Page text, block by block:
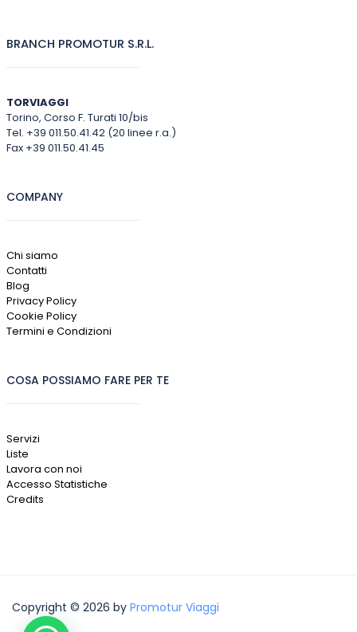
BRANCH PROMOTUR S.R.L.
TORVIAGGI
Torino, Corso F. Turati 10/bis
Tel. +39 011.50.41.42 (20 linee r.a.)
Fax +39 011.50.41.45
COMPANY
Chi siamo
Contatti
Blog
Privacy Policy
Cookie Policy
Termini e Condizioni
COSA POSSIAMO FARE PER TE
Servizi
Liste
Lavora con noi
Accesso Statistiche
Credits
Copyright © 2026 by Promotur Viaggi